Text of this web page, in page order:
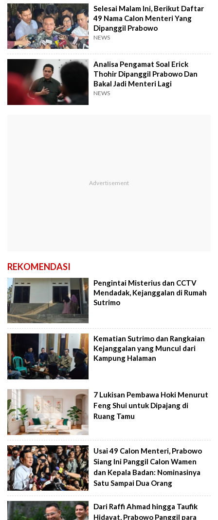
Selesai Malam Ini, Berikut Daftar
49 Nama Calon Menteri Yang
Dipanggil Prabowo
NEWS
Analisa Pengamat Soal Erick
Thohir Dipanggil Prabowo Dan
Bakal Jadi Menteri Lagi
NEWS
REKOMENDASI
Pengintai Misterius dan CCTV
Mendadak, Kejanggalan di Rumah
Sutrimo
Kematian Sutrimo dan Rangkaian
Kejanggalan yang Muncul dari
Kampung Halaman
7 Lukisan Pembawa Hoki Menurut
Feng Shui untuk Dipajang di
Ruang Tamu
Usai 49 Calon Menteri, Prabowo
Siang Ini Panggil Calon Wamen
dan Kepala Badan: Nominasinya
Satu Sampai Dua Orang
Dari Raffi Ahmad hingga Taufik
Hidayat, Prabowo Panggil para